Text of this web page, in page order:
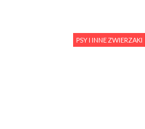
PSY I INNE ZWIERZAKI